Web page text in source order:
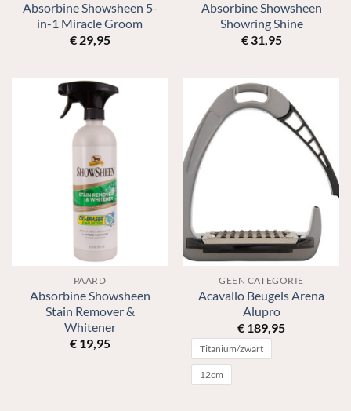
Absorbine Showsheen 5-
in-1 Miracle Groom
€29,95
Absorbine Showsheen
Showring Shine
€31,95
PAARD
Absorbine Showsheen
Stain Remover &
Whitener
€19,95
GEEN CATEGORIE
Acavallo Beugels Arena
Alupro
€ 189,95
Titanium/zwart
12cm